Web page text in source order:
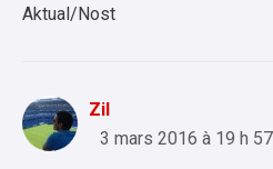
Aktual/Nost
Zil
3 mars 2016 à 19 h